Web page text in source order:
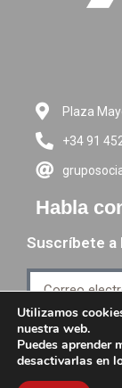
Plaza
+34 91
Habla
Suscríbete a
Utilizamos
nuestra web.
Puedes aprender
desactivarlas en